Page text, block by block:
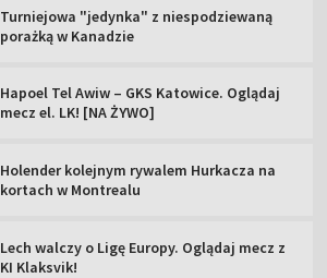
Turniejowa "jedynka" z niespodziewaną
porażką w Kanadzie
Hapoel Tel Awiw – GKS Katowice. Oglądaj
mecz el. LK! [NA ŻYWO]
Holender kolejnym rywalem Hurkacza na
kortach w Montrealu
Lech walczy o Ligę Europy. Oglądaj mecz z
KI Klaksvik!